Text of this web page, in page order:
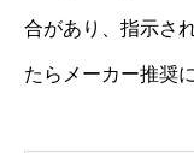
合があり、指示さ
たらメーカー推奨